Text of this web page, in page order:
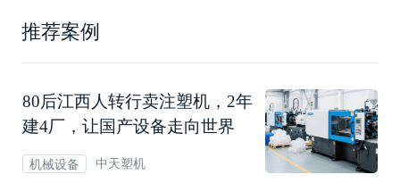
推荐案例
80后江西人转行卖注塑机，2年
建4厂，让国产设备走向世界
机械设备 中天塑机